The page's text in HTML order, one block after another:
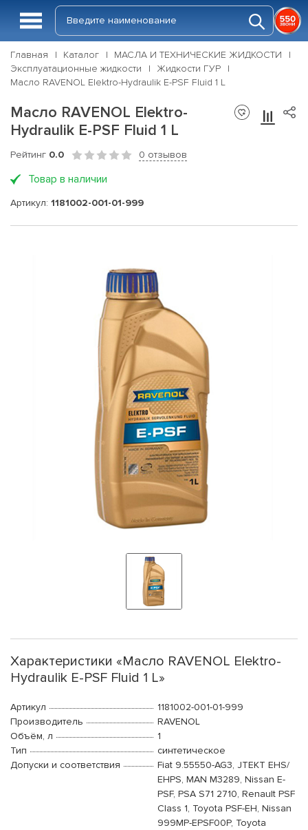
Главная Каталог
МАСЛА И ТЕХНИЧЕСКИЕ ЖИДКОСТИ
Эксплуатационные жидкости
Жидкости ГУР
Масло RAVENOL Elektro-Hydraulik E-PSF Fluid 1 L
Масло RAVENOL Elektro-
Hydraulik E-PSF Fluid 1 L
Рейтинг 0.0 0 отзывов
Товар в наличии
Артикул: 1181002-001-01-999
Характеристики «Масло RAVENOL Elektro-
Hydraulik E-PSF Fluid 1 L»
Артикул
1181002-001-01-999
Производитель
RAVENOL
Объём, л
1
Тип
синтетическое
Допуски и соответствия
Fiat 9.55550-AG3, JTEKT EHS/
EHPS, MAN M3289, Nissan E-
PSF, PSA S71 2710, Renault PSF
Class 1, Toyota PSF-EH, Nissan
999MP-EPSF00P, Toyota